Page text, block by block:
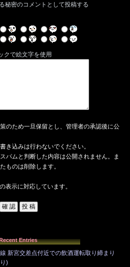
秘密のコメントとして投稿する
クで絵文字を使用
のため一旦保留とし、管理者の承認後に公
き込みは行わないでください。
パムと判断した内容は公開されません。ま
ものは削除します。
表示に対応しています。
Entries
新宮交差点付近での飲酒運転取り締まり
)